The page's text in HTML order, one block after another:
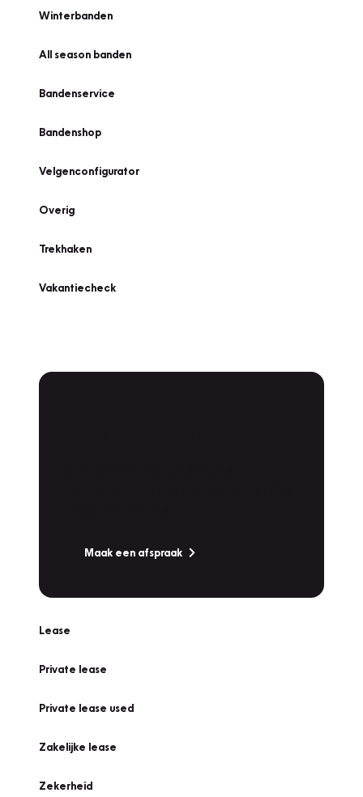
Winterbanden
All season banden
Bandenservice
Bandenshop
Velgenconfigurator
Overig
Trekhaken
Vakantiecheck
Maak een afspraak
Lease
Private lease
Private lease used
Zakelijke lease
Zekerheid